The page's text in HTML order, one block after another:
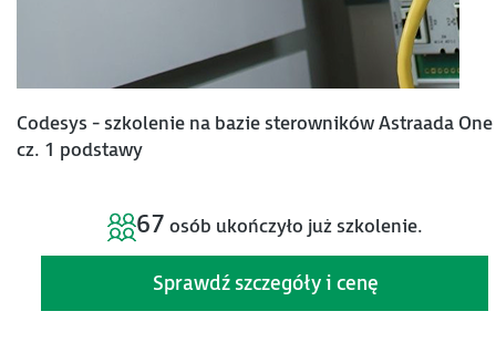
Codesys - szkolenie na bazie sterowników Astraada
cz. 1 podstawy
67 osób ukończyło już szkolenie.
Sprawdź szczegóły i cenę